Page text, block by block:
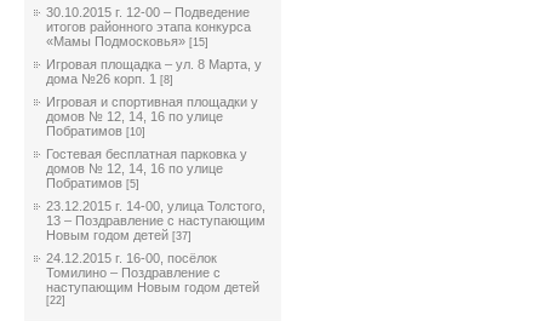
30.10.2015 г. 12-00 – Подведение
итогов районного этапа конкурса
«Мамы Подмосковья» [15]
Игровая площадка – ул. 8 Марта, у
дома №26 корп. 1 [8]
Игровая и спортивная площадки у
домов № 12, 14, 16 по улице
Побратимов [10]
Гостевая бесплатная парковка у
домов № 12, 14, 16 по улице
Побратимов [5]
23.12.2015 г. 14-00, улица Толстого,
13 – Поздравление с наступающим
Новым годом детей [37]
24.12.2015 г. 16-00, посёлок
Томилино – Поздравление с
наступающим Новым годом детей
[22]